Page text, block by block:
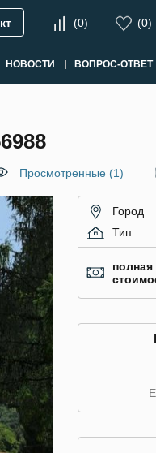
(0) (0)
НОВОСТИ ВОПРОС-ОТВЕТ
Просмотренные (1)
Город
Тип
полная